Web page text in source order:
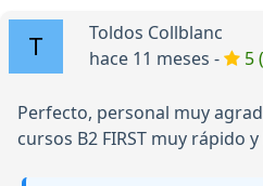
Toldos Collblanc
hace 11 meses -
5
Perfecto, personal muy
cursos B2 FIRST muy rápido